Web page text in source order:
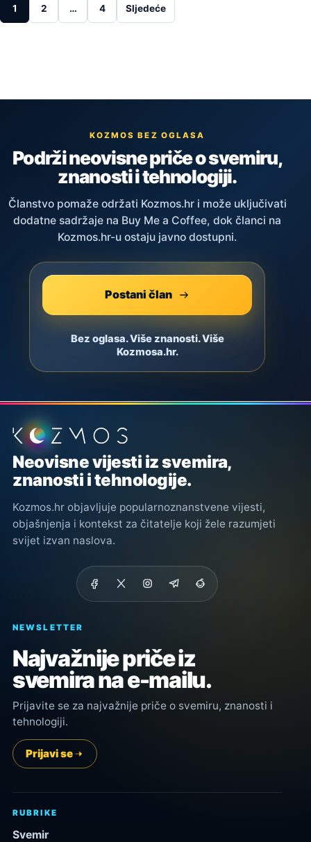
1 2 … 4 Sljedeće
KOZMOS BEZ OGLASA
Podrži neovisne priče o svemiru,
znanosti i tehnologiji.
Članstvo pomaže održati Kozmos.hr i može uključivati
dodatne sadržaje na Buy Me a Coffee, dok članci na
Kozmos.hr-u ostaju javno dostupni.
Postani član
Bez oglasa. Više znanosti. Više
Kozmosa.hr.
Podnožje stranice
Neovisne vijesti iz svemira,
znanosti i tehnologije.
Kozmos.hr objavljuje popularnoznanstvene vijesti,
objašnjenja i kontekst za čitatelje koji žele razumjeti
svijet izvan naslova.
NEWSLETTER
Najvažnije priče iz
svemira na e-mailu.
Prijavite se za najvažnije priče o svemiru, znanosti i
tehnologiji.
Prijavi se
RUBRIKE
Svemir